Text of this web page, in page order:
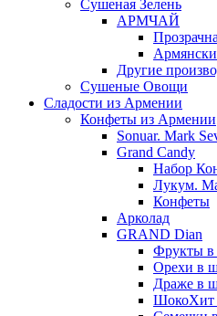
Сушеная Зелень
АРМЧАЙ
Другие
Сушеные Овощи
Сладости из Армении
Конфеты из Армении
Sonuar. Mark
Grand Candy
Набор
Лукум.
Конфеты
Арколад
GRAND Dian
Фрукты в
Орехи в
Драже в
ШокоХит